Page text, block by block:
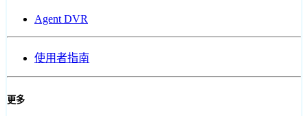
Agent DVR
使用者指南
更多